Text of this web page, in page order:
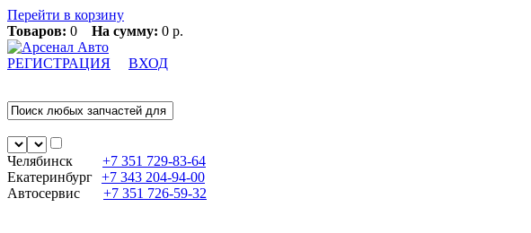
Перейти в корзину
Товаров: 0 На сумму: 0 р.
РЕГИСТРАЦИЯ ВХОД
Челябинск +7 351 729-83-64
Екатеринбург +7 343 204-94-00
Автосервис
+7 351 726-59-32